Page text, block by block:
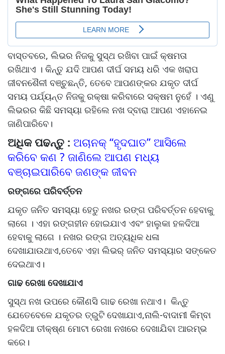
ବାସ୍ତବରେ, ଲିଭର ନିଜକୁ ସୁସ୍ଥ ରଖିବା ପାଇଁ କ୍ଷମତା
ରଖିଥାଏ । କିନ୍ତୁ ଯଦି ଆପଣ ଦୀର୍ଘ ସମୟ ଧରି ଏକ ଖରାପ
ଜୀବନଶୈଳୀ ବଞ୍ଚୁଛନ୍ତି, ତେବେ ଆପଣଙ୍କର ଯକୃତ ଦୀର୍ଘ
ସମୟ ପର୍ଯ୍ୟନ୍ତ ନିଜକୁ ରକ୍ଷା କରିବାରେ ସକ୍ଷମ ନୁହେଁ । ଏଣୁ
ଲିଭରର କିଛି ସମସ୍ୟା ରହିଲେ ନଖ ଦ୍ବାରା ଆପଣ ଏହାନେଇ
ଜାଣିପାରିବେ।
ଅଧିକ ପଢନ୍ତୁ : ଅଚାନକ୍ “ହୃଦଘାତ” ଆସିଲେ
କରିବେ କଣ ? ଜାଣିଲେ ଆପଣ ମଧ୍ୟ
ବଞ୍ଚାଇପାରିବେ ଜଣଙ୍କ ଜୀବନ
ରଙ୍ଗରେ ପରିବର୍ତ୍ତନ
ଯକୃତ ଜନିତ ସମସ୍ୟା ହେତୁ ନଖର ରଙ୍ଗ ପରିବର୍ତ୍ତନ ହେବାକୁ
ଲାଗେ । ଏହା ରଙ୍ଗହୀନ ହୋଇଯାଏ ଏବଂ ହାଲୁକା ହଳଦିଆ
ହେବାକୁ ଲାଗେ । ନଖର ରଙ୍ଗ ଅତ୍ୟଧିକ ଧଳା
ଦେଖାଯାଉଥାଏ,ତେବେ ଏହା ଲିଭର୍ ଜନିତ ସମସ୍ୟାର ସଙ୍କେତ
ଦେଇଥାଏ।
ଗାଢ ରେଖା ଦେଖାଯାଏ
ସୁସ୍ଥ ନଖ ଉପରେ କୌଣସି ଗାଢ ରେଖା ନଥାଏ। କିନ୍ତୁ
ଯେତେବେଳେ ଯକୃତର ତ୍ରୁଟି ଦେଖାଯାଏ,ନାଲି-ବାଦାମୀ କିମ୍ବା
ହଳଦିଆ ତୀକ୍ଷ୍ଣ ମୋଟା ରେଖା ନଖରେ ଦେଖାଯିବା ଆରମ୍ଭ
କରେ।